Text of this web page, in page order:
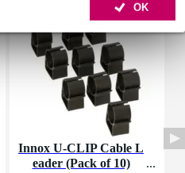
OK
Innox U-CLIP Cable L
eader (Pack of 10)